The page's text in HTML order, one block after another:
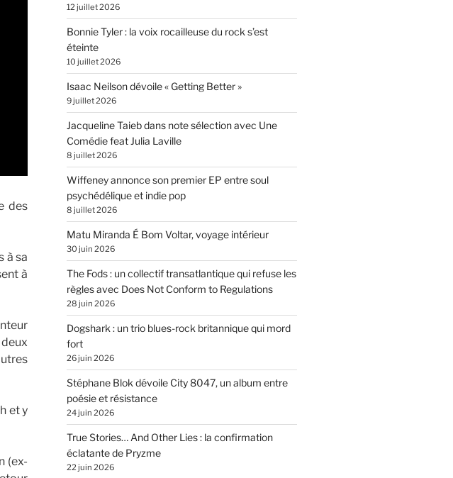
des
à sa
à
et y
(ex-
12 juillet 2026
Bonnie Tyler : la voix rocailleuse du rock s’est
éteinte
10 juillet 2026
Isaac Neilson dévoile « Getting Better »
9 juillet 2026
Jacqueline Taieb dans note sélection avec Une
Comédie feat Julia Laville
8 juillet 2026
Wiffeney annonce son premier EP entre soul
psychédélique et indie pop
8 juillet 2026
Matu Miranda É Bom Voltar, voyage intérieur
30 juin 2026
The Fods : un collectif transatlantique qui refuse les
règles avec Does Not Conform to Regulations
28 juin 2026
Dogshark : un trio blues-rock britannique qui mord
fort
26 juin 2026
Stéphane Blok dévoile City 8047, un album entre
poésie et résistance
24 juin 2026
True Stories… And Other Lies : la confirmation
éclatante de Pryzme
22 juin 2026